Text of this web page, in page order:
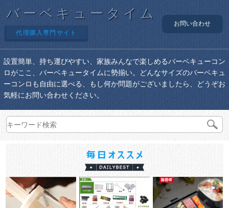
バーベキュータイム
代理購入専門サイト
お問い合わせ
設置簡単、持ち運びやすい、家族みんなで楽しめるバーベキューコン
ロがここ、バーベキュータイムに勢揃い。どんなサイズのバーベキュ
ーコンロも自由に選べる、もし何か問題がございましたら、どうぞお
気軽にお問い合わせください。